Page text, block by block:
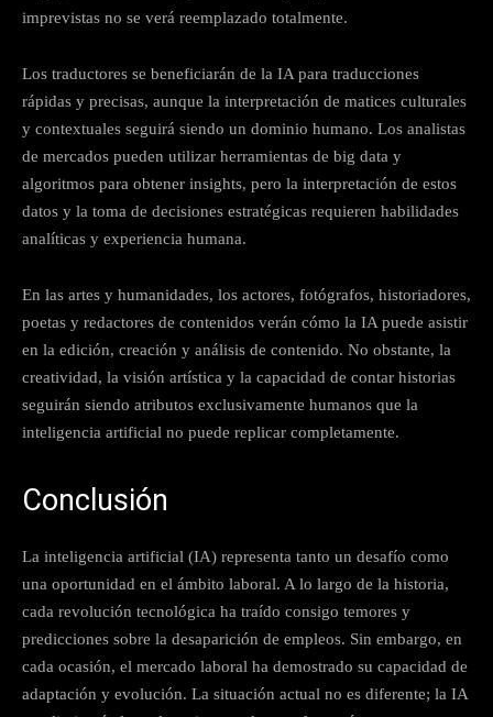
imprevistas no se verá reemplazado totalmente.
Los traductores se beneficiarán de la IA para traducciones
rápidas y precisas, aunque la interpretación de matices culturales
y contextuales seguirá siendo un dominio humano. Los analistas
de mercados pueden utilizar herramientas de big data y
algoritmos para obtener insights, pero la interpretación de estos
datos y la toma de decisiones estratégicas requieren habilidades
analíticas y experiencia humana.
En las artes y humanidades, los actores, fotógrafos, historiadores,
poetas y redactores de contenidos verán cómo la IA puede asistir
en la edición, creación y análisis de contenido. No obstante, la
creatividad, la visión artística y la capacidad de contar historias
seguirán siendo atributos exclusivamente humanos que la
inteligencia artificial no puede replicar completamente.
Conclusión
La inteligencia artificial (IA) representa tanto un desafío como
una oportunidad en el ámbito laboral. A lo largo de la historia,
cada revolución tecnológica ha traído consigo temores y
predicciones sobre la desaparición de empleos. Sin embargo, en
cada ocasión, el mercado laboral ha demostrado su capacidad de
adaptación y evolución. La situación actual no es diferente; la IA